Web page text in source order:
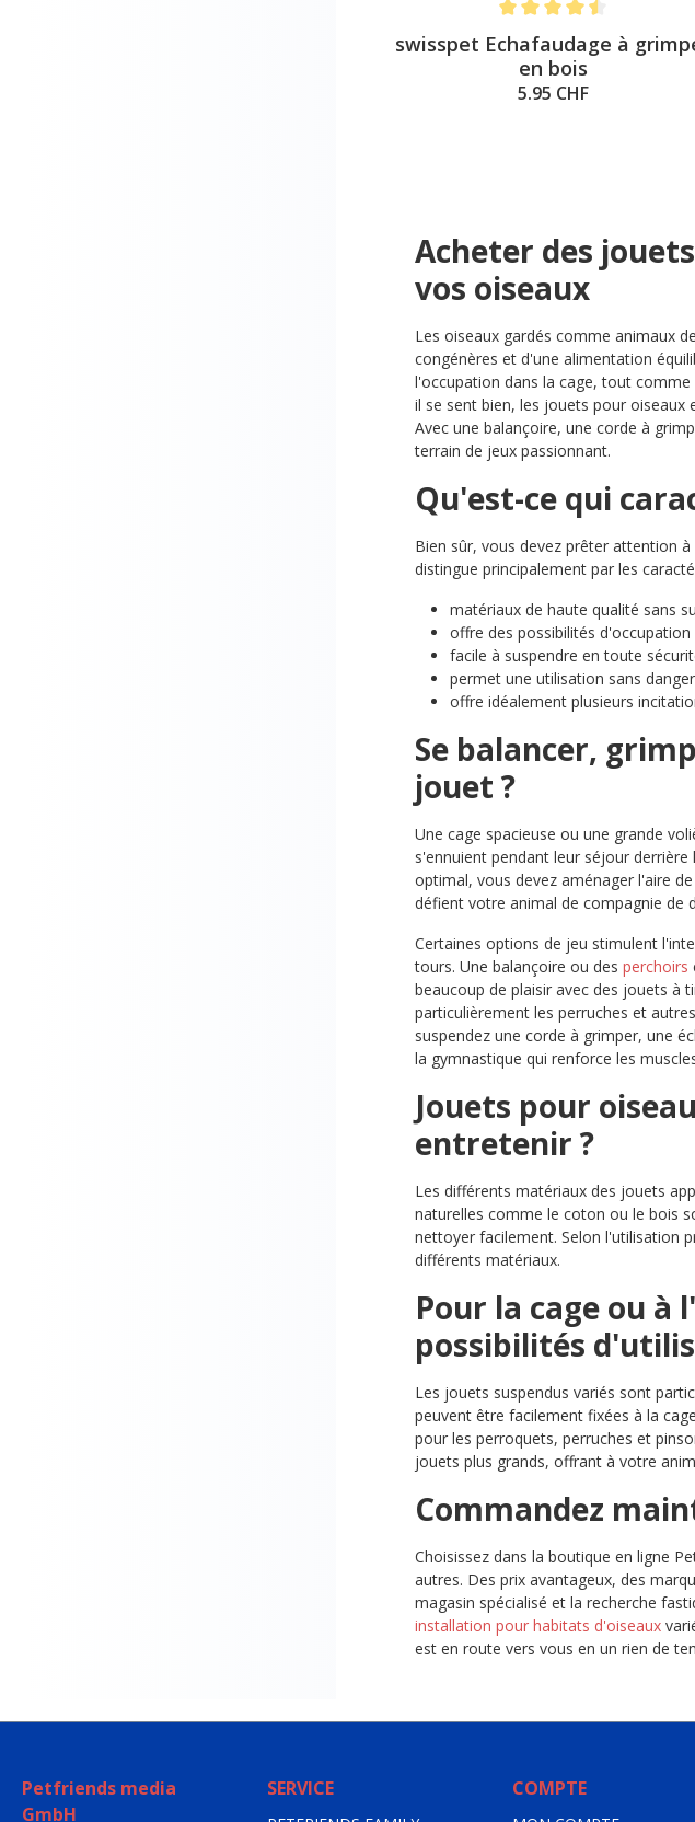
Note moyenne de 4.5 sur 5
swisspet Echafaudage à
en bois
5.95 CHF
Acheter des
vos oiseaux
Les oiseaux gardés comme animaux
congénères et d'une alimentation
l'occupation dans la cage, tout
il se sent bien, les jouets pour oiseaux
Avec une balançoire, une corde à
terrain de jeux passionnant.
Qu'est-ce qui
Bien sûr, vous devez prêter attention
distingue principalement par les
matériaux de haute qualité sans
offre des possibilités
facile à suspendre en toute
permet une utilisation sans
offre idéalement plusieurs
Se balancer,
jouet ?
Une cage spacieuse ou une grande
s'ennuient pendant leur séjour
optimal, vous devez aménager l'aire
défient votre animal de compagnie de
Certaines options de jeu stimulent
tours. Une balançoire ou des perchoirs
beaucoup de plaisir avec des jouets à
particulièrement les perruches et
suspendez une corde à grimper, une
la gymnastique qui renforce les
Jouets pour
entretenir ?
Les différents matériaux des jouets
naturelles comme le coton ou le bois
nettoyer facilement. Selon l'utilisation
différents matériaux.
Pour la cage ou à
possibilités
Les jouets suspendus variés sont
peuvent être facilement fixées à la
pour les perroquets, perruches et
jouets plus grands, offrant à votre
Commandez
Choisissez dans la boutique en ligne
autres. Des prix avantageux, des
magasin spécialisé et la recherche
installation pour habitats d'oiseaux
est en route vers vous en un rien de
Petfriends media
GmbH
SERVICE COMPTE